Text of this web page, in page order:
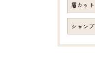
眉カット
シャン